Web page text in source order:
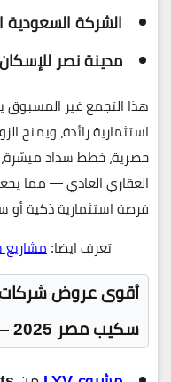
الشركة السعودية
مدينة نصر
هذا التجمع غير
استثمارية رائدة، ويمنح
حصرية، خطط سداد
العقاري العادي — مما
فرصة استثمارية ذكية
تعرف ايضا:مشاريع
أقوى عروض
سكيب مصر 2025 — فرص استثمارية لن تعوض!